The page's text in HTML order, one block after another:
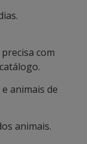
com
animais de
animais.